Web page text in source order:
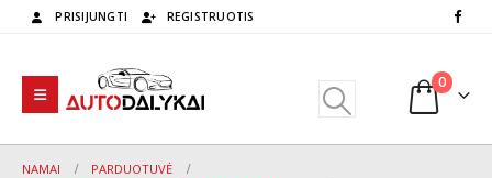
PRISIJUNGTI REGISTRUOTIS
0
NAMAI
PARDUOTUVĖ